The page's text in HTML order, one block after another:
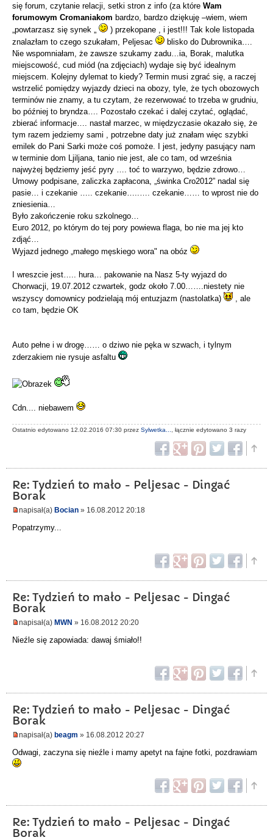
się forum, czytanie relacji, setki stron z info (za które Wam
forumowym Cromaniakom bardzo, bardzo dziękuję –wiem, wiem
„powtarzasz się synek „
) przekopane , i jest!!! Tak kole listopada
znalazłam to czego szukałam, Peljesac
blisko do Dubrownika….
Nie wspomniałam, że zawsze szukamy zadu…ia, Borak, malutka
miejscowość, cud miód (na zdjęciach) wydaje się być idealnym
miejscem. Kolejny dylemat to kiedy? Termin musi zgrać się, a raczej
wstrzelić pomiędzy wyjazdy dzieci na obozy, tyle, że tych obozowych
terminów nie znamy, a tu czytam, że rezerwować to trzeba w grudniu,
bo później to bryndza…. Pozostało czekać i dalej czytać, oglądać,
zbierać informacje…. nastał marzec, w międzyczasie okazało się, że
tym razem jedziemy sami , potrzebne daty już znałam więc szybki
emilek do Pani Sarki może coś pomoże. I jest, jedyny pasujący nam
w terminie dom Ljiljana, tanio nie jest, ale co tam, od września
najwyżej będziemy jeść pyry …. toć to warzywo, będzie zdrowo…
Umowy podpisane, zaliczka zapłacona, „świnka Cro2012” nadal się
pasie… i czekanie ….. czekanie…..…. czekanie…… to wprost nie do
zniesienia…
Było zakończenie roku szkolnego…
Euro 2012, po którym do tej pory powiewa flaga, bo nie ma jej kto
zdjąć…
Wyjazd jednego „małego męskiego wora" na obóz
I wreszcie jest….. hura… pakowanie na Nasz 5-ty wyjazd do
Chorwacji, 19.07.2012 czwartek, godz około 7.00…….niestety nie
wszyscy domownicy podzielają mój entuzjazm (nastolatka)
, ale
co tam, będzie OK
Auto pełne i w drogę…… o dziwo nie pęka w szwach, i tylnym
zderzakiem nie rysuje asfaltu
Cdn.... niebawem
Ostatnio edytowano 12.02.2016 07:30 przez Sylwetka... , łącznie edytowano 3 razy
Re: Tydzień to mało - Peljesac - Dingać
Borak
napisał(a) Bocian » 16.08.2012 20:18
Popatrzymy...
Re: Tydzień to mało - Peljesac - Dingać
Borak
napisał(a) MWN » 16.08.2012 20:20
Nieźle się zapowiada: dawaj śmiało!!
Re: Tydzień to mało - Peljesac - Dingać
Borak
napisał(a) beagm » 16.08.2012 20:27
Odwagi, zaczyna się nieźle i mamy apetyt na fajne fotki, pozdrawiam
Re: Tydzień to mało - Peljesac - Dingać
Borak